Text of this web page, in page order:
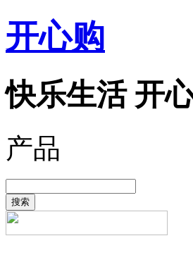
开心购
快乐生活 开
产品
搜索